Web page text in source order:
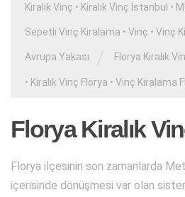
Kiralık Vinç • Kiralık Vinç İstanbul •
Sepetli Vinç Kiralama • Vinç • Vinç
Avrupa Yakası Florya Kiralık
• Kiralık Vinç Florya • Vinç Kiralama
Florya Kiralık
Florya ilçesinin son zamanlarda
içerisinde dönüşmesi var olan